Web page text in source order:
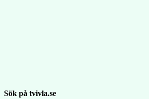
Sök på tvivla.se